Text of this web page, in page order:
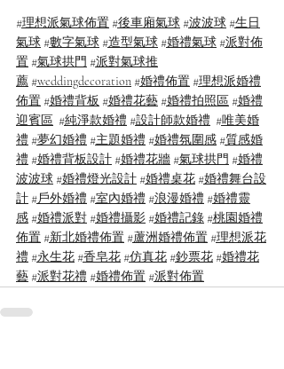
#理想派氣球佈置 #後車廂氣球 #波波球 #生日
氣球 #數字氣球 #造型氣球 #婚禮氣球 #派對佈
置 #氣球拱門 #派對氣球推
薦 #weddingdecoration #婚禮佈置 #理想派婚禮
佈置 #婚禮背板 #婚禮花藝 #婚禮拍照區 #婚禮
迎賓區 #純淨款婚禮 #設計師款婚禮 #唯美婚
禮 #夢幻婚禮 #主題婚禮 #婚禮氛圍感 #質感婚
禮 #婚禮背板設計 #婚禮花牆 #氣球拱門 #婚禮
波波球 #婚禮燈光設計 #婚禮桌花 #婚禮舞台設
計 #戶外婚禮 #室內婚禮 #浪漫婚禮 #婚禮靈
感 #婚禮派對 #婚禮攝影 #婚禮記錄 #桃園婚禮
佈置 #新北婚禮佈置 #蘆洲婚禮佈置 #理想派花
禮 #永生花 #香皂花 #仿真花 #鈔票花 #婚禮花
藝 #派對花禮 #婚禮佈置 #派對佈置